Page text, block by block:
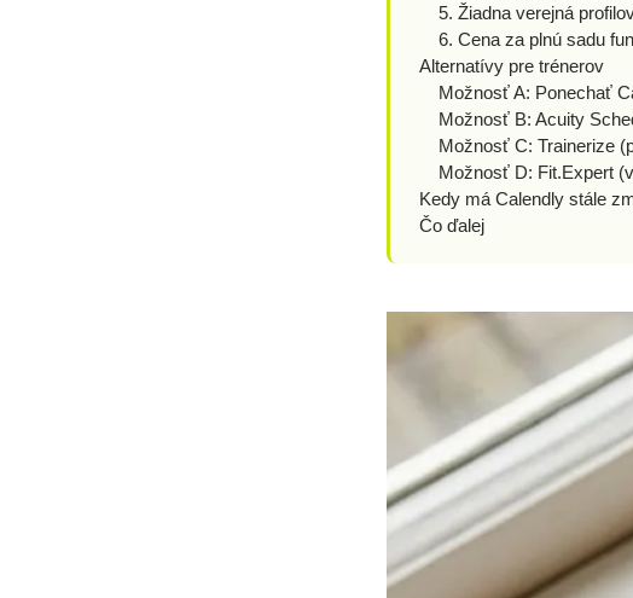
5. Žiadna verejná
6. Cena za plnú sadu
Alternatívy pre trénerov
Možnosť A: Ponechať
Možnosť B: Acuity
Možnosť C: Trainerize
Možnosť D: Fit.Expert
Kedy má Calendly stále
Čo ďalej